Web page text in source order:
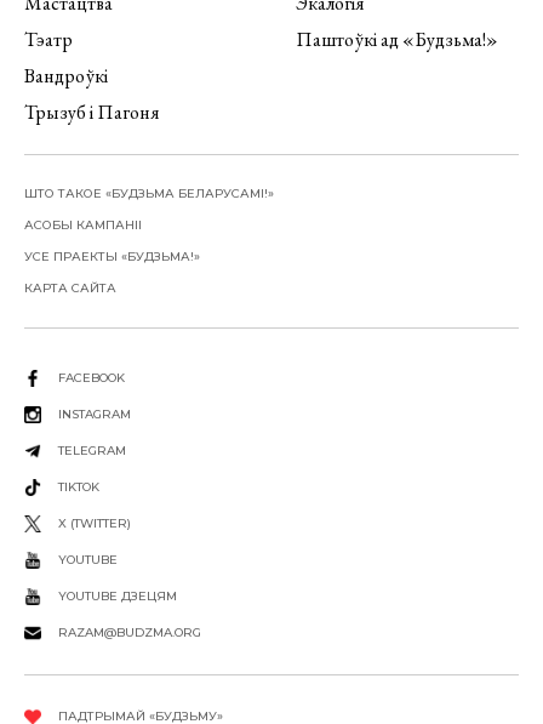
Тэатр
Вандроўкі
Трызуб і Пагоня
Паштоўкі ад «Будзьма!»
ШТО ТАКОЕ «БУДЗЬМА БЕЛАРУСАМІ!»
АСОБЫ КАМПАНІІ
УСЕ ПРАЕКТЫ «БУДЗЬМА!»
КАРТА САЙТА
FACEBOOK
INSTAGRAM
TELEGRAM
TIKTOK
X (TWITTER)
YOUTUBE
YOUTUBE ДЗЕЦЯМ
RAZAM@BUDZMA.ORG
ПАДТРЫМАЙ «БУДЗЬМУ»